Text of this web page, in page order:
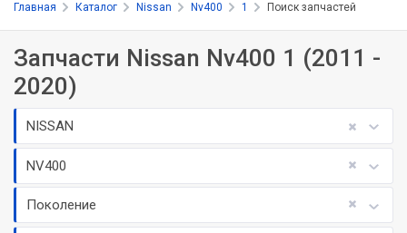
Главная Каталог Nissan Nv400 1 Поиск запчастей
Запчасти Nissan Nv400 1 (2011 -
2020)
NISSAN
NV400
Поколение